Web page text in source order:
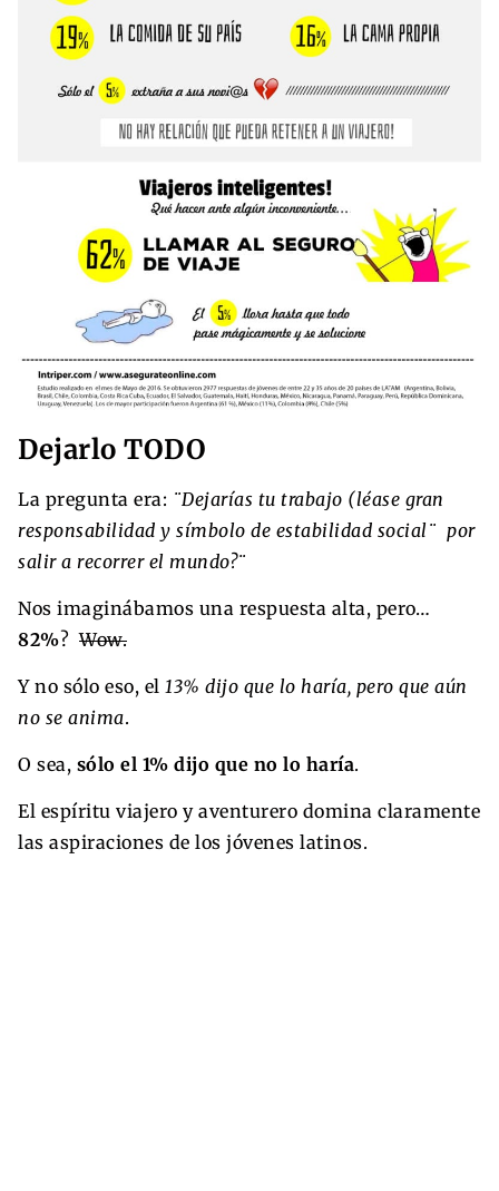
Dejarlo TODO
La pregunta era: ¨Dejarías tu trabajo (léase gran
responsabilidad y símbolo de estabilidad social¨ por
salir a recorrer el mundo?¨
Nos imaginábamos una respuesta alta, pero…
82%?Wow.
Y no sólo eso, el 13% dijo que lo haría, pero que aún
no se anima.
O sea, sólo el 1% dijo que no lo haría.
El espíritu viajero y aventurero domina claramente
las aspiraciones de los jóvenes latinos.